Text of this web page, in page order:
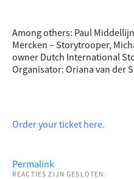
Among others: Paul
Mercken – Storytrooper,
owner Dutch International
Organisator: Oriana van der
Order your ticket here.
Permalink
REACTIES ZIJN GESLOTEN.